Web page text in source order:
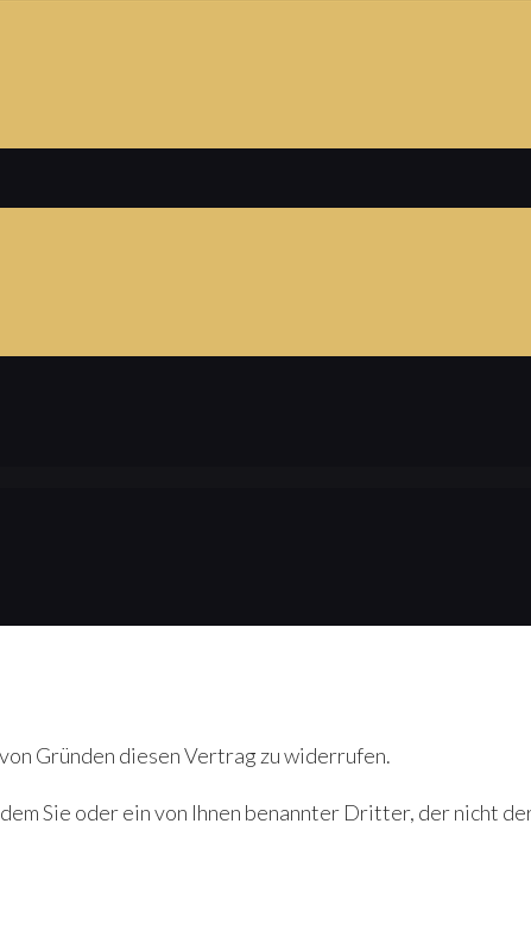
Gründen diesen Vertrag zu widerrufen.
Sie oder ein von Ihnen benannter Dritter, der nicht